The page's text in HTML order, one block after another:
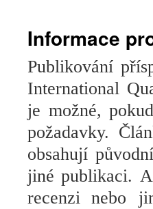
Informace
Publikování
International
je možné,
požadavky.
obsahujípůvodní
jiné publikaci.
recenzi nebo